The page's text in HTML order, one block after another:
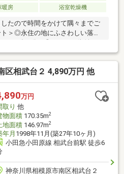
暖房 浴室乾燥機
たので時間をかけて隅々までご
＞◎永住の地にふさわしい落ち
！道路幅員は広々6ｍ！◎吹抜け
♪ガーデニングが楽しめる小庭あ
ールーム、家事コーナー、シュ
ランドキッチン、床暖房、浴室
っています。◎学校関係や公園、
た利便性に優れた立地！＜交通
武台前」駅徒歩7分
区相武台２ 4,890万円 他
万円
取り 他
物面積170.35m2
地面積146.97m2
年月 1998年11月(築27年10ヶ月)
小田急小田原線 相武台前駅 徒歩6
神奈川県相模原市南区相武台２